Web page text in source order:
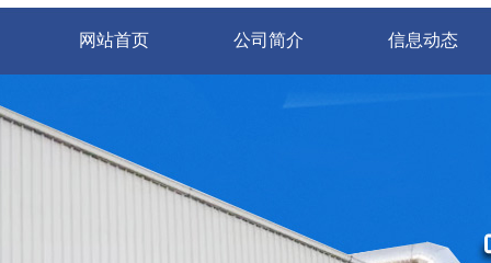
网站首页 公司简介 信息动态